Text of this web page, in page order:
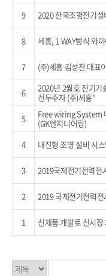
9
2020 한국조명전기
8
세홍, 1 WAY방식 와
7
(주)세홍 김성찬 대표
6
2020년 2월호 전기기
선두주자 (주)세홍"
5
Free wiring System
(GK엔지니어링)
4
내진형 조명 설비 시
3
2019국제전기전력전
2
2019 국제전기전력전
1
신제품 개발로 신시장